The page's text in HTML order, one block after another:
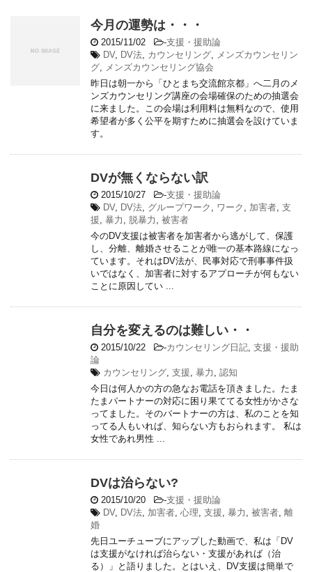
今月の運勢は・・・
2015/11/02 -支援・援助論
DV, DV法, カウンセリング, メンズカウンセリン
グ, メンズカウンセリング協会
昨日は朝一から「ひとまち交流館京都」へ二月のメ
ンズカウンセリング講座の会場確保のための抽選会
に来ました。この会場は利用料は無料なので、使用
希望者が多く公平を期すために抽選会を設けていま
す。
DVが無くならない訳
2015/10/27 -支援・援助論
DV, DV法, グループワーク , ワーク , 加害者, 支
援, 暴力 , 脱暴力 , 被害者
今のDV支援は被害者を加害者から逃がして、保護
し、分離、離婚させることが唯一の基本路線になっ
ています。それはDV法が、民事対応で刑事事件扱
いではなく、加害者に対するアプローチが何もない
ことに原因してい ...
自分を変えるのは難しい・・
2015/10/22 -カウンセリング日記, 支援・援助
論
カウンセリング, 支援, 暴力 , 認知
今日は何人かの方の急なお電話を頂きました。たま
たまパートナーの対応に困り果ててる女性がかさな
ってました。そのバートナーの方は、私のことを知
ってる人もいれば、知らない方もおられます。 私は
女性であれ男性 ...
DVは治らない?
2015/10/20 -支援・援助論
DV, DV法, 加害者, 心理, 支援, 暴力 , 被害者, 離
婚
先日ユーチューブにアップした動画で、私は「DV
は支援がなければ治らない・支援があれば（治
る）」と語りました。とはいえ、DV支援は簡単で